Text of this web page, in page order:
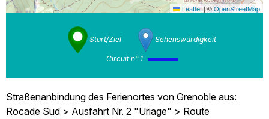
Leaflet |©OpenStreetMap
Start/Ziel Sehenswürdigkeit
Circuit n° 1
Straßenanbindung des Ferienortes von Grenoble aus:
Rocade Sud > Ausfahrt Nr. 2 "Uriage" > Route